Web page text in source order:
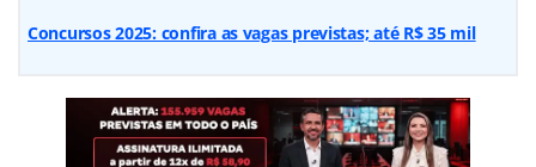
Concursos 2025: confira as vagas previstas; até R$ 35 mil